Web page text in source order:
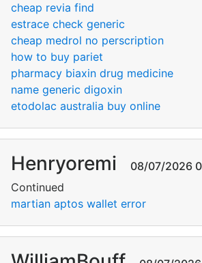
cheap revia find
estrace check generic
cheap medrol no perscription
how to buy pariet
pharmacy biaxin drug medicine
name generic digoxin
etodolac australia buy online
Henryoremi 08/07/2026
Continued
martian aptos wallet error